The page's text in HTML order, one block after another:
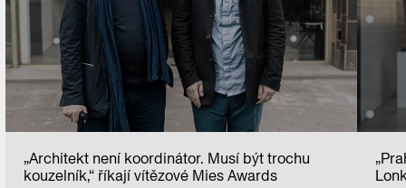
„Architekt není koordinátor. Musí být trochu
kouzelník,“ říkají vítězové Mies Awards